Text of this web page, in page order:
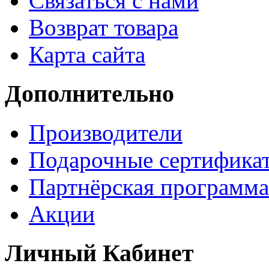
Возврат товара
Карта сайта
Дополнительно
Производители
Подарочные
Партнёрская программа
Акции
Личный Кабинет